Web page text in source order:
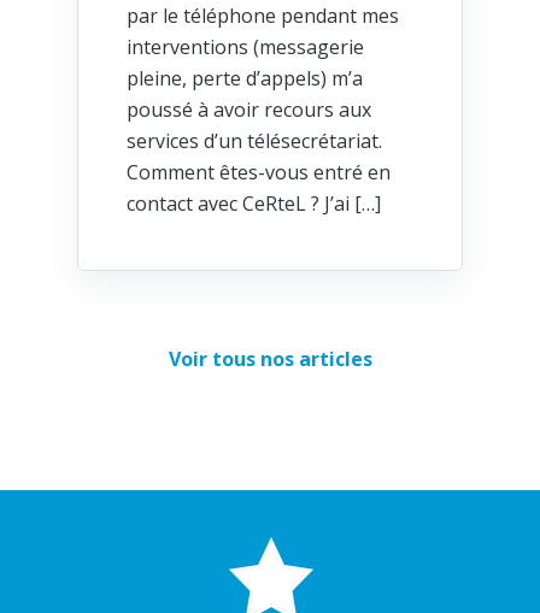
par le téléphone pendant mes
interventions (messagerie
pleine, perte d’appels) m’a
poussé à avoir recours aux
services d’un télésecrétariat.
Comment êtes-vous entré en
contact avec CeRteL ? J’ai […]
Voir tous nos articles